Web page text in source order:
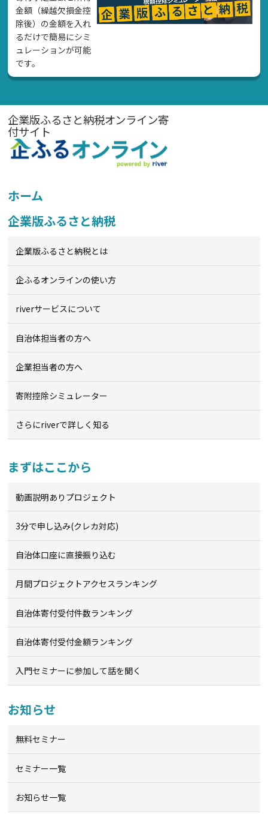
金額（繰越欠損金控
除後）の金額を入れ
るだけで簡易にシミ
ュレーションが可能
です。
企業版ふるさと納税オンライン寄
付サイト
ホーム
企業版ふるさと納税
企業版ふるさと納税とは
企ふるオンラインの使い方
riverサービスについて
自治体担当者の方へ
企業担当者の方へ
寄附控除シミュレーター
さらにriverで詳しく知る
まずはここから
動画説明ありプロジェクト
3分で申し込み(クレカ対応)
自治体口座に直接振り込む
月間プロジェクトアクセスランキング
自治体寄付受付件数ランキング
自治体寄付受付金額ランキング
入門セミナーに参加して話を聞く
お知らせ
無料セミナー
セミナー一覧
お知らせ一覧